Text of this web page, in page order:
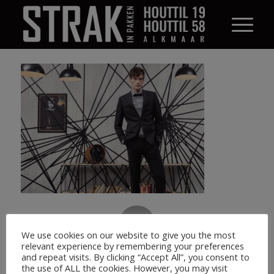
ANTWOORDEN
We use cookies on our website to give you the most
relevant experience by remembering your preferences
and repeat visits. By clicking “Accept All”, you consent to
the use of ALL the cookies. However, you may visit